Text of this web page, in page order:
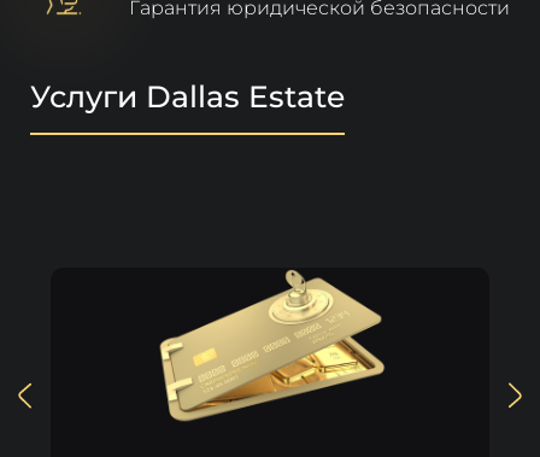
Гарантия юридической безопасности
Услуги Dallas Estate